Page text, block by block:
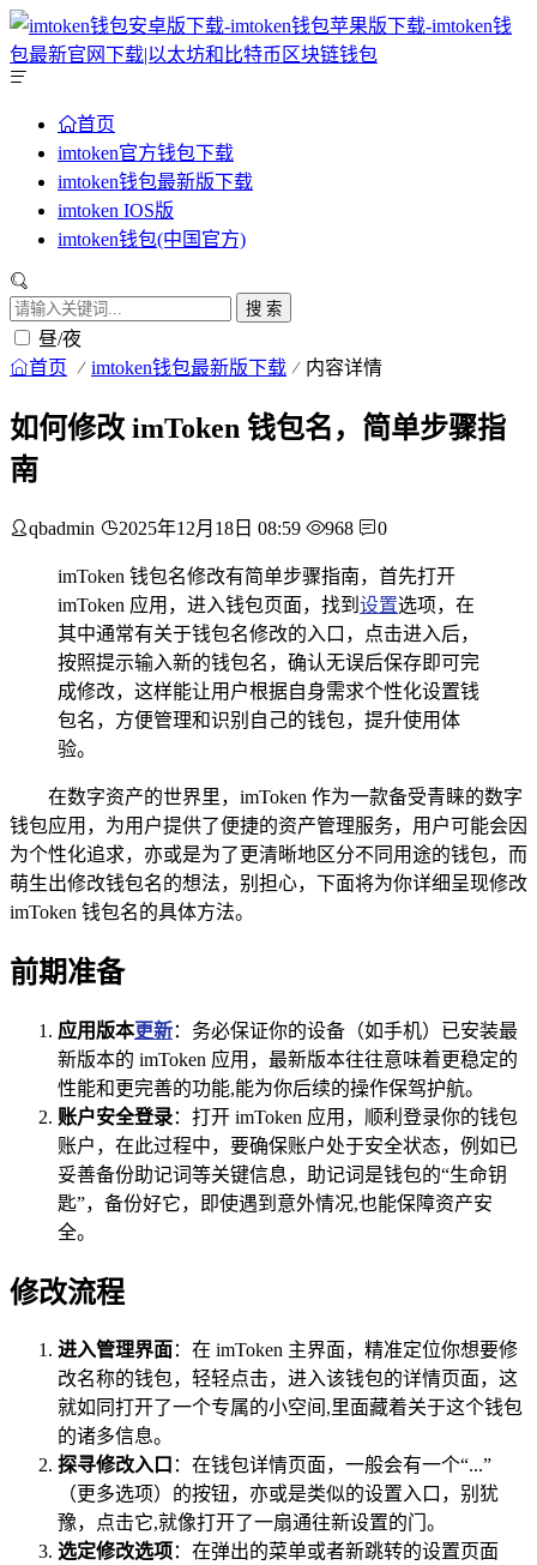
首页
imtoken官方钱包下载
imtoken钱包最新版下载
imtoken IOS版
imtoken钱包(中国官方)
搜 索
昼/夜
首页 imtoken钱包最新版下载 内容详情
如何修改 imToken 钱包名，简单步骤指
南
qbadmin 2025年12月18日 08:59 968 0
imToken 钱包名修改有简单步骤指南，首先打开
imToken 应用，进入钱包页面，找到 设置选项，在
其中通常有关于钱包名修改的入口，点击进入后，
按照提示输入新的钱包名，确认无误后保存即可完
成修改，这样能让用户根据自身需求个性化设置钱
包名，方便管理和识别自己的钱包，提升使用体
验。
在数字资产的世界里，imToken 作为一款备受青睐的数字
钱包应用，为用户提供了便捷的资产管理服务，用户可能会因
为个性化追求，亦或是为了更清晰地区分不同用途的钱包，而
萌生出修改钱包名的想法，别担心，下面将为你详细呈现修改
imToken 钱包名的具体方法。
前期准备
应用版本更新：务必保证你的设备（如手机）已安装最
新版本的 imToken 应用，最新版本往往意味着更稳定的
性能和更完善的功能,能为你后续的操作保驾护航。
账户安全登录：打开 imToken 应用，顺利登录你的钱包
账户，在此过程中，要确保账户处于安全状态，例如已
妥善备份助记词等关键信息，助记词是钱包的“生命钥
匙”，备份好它，即使遇到意外情况,也能保障资产安
全。
修改流程
进入管理界面：在 imToken 主界面，精准定位你想要修
改名称的钱包，轻轻点击，进入该钱包的详情页面，这
就如同打开了一个专属的小空间,里面藏着关于这个钱包
的诸多信息。
探寻修改入口 ：在钱包详情页面，一般会有一个“...”
（更多选项）的按钮，亦或是类似的设置入口，别犹
豫，点击它,就像打开了一扇通往新设置的门。
选定修改选项：在弹出的菜单或者新跳转的设置页面